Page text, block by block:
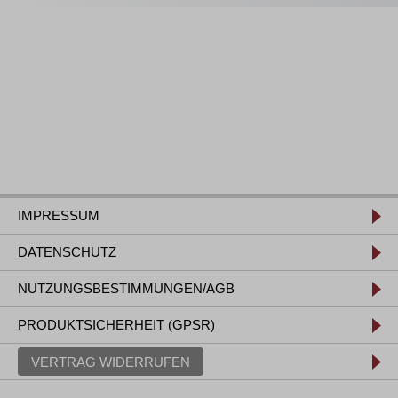
IMPRESSUM
DATENSCHUTZ
NUTZUNGSBESTIMMUNGEN/AGB
PRODUKTSICHERHEIT (GPSR)
VERTRAG WIDERRUFEN